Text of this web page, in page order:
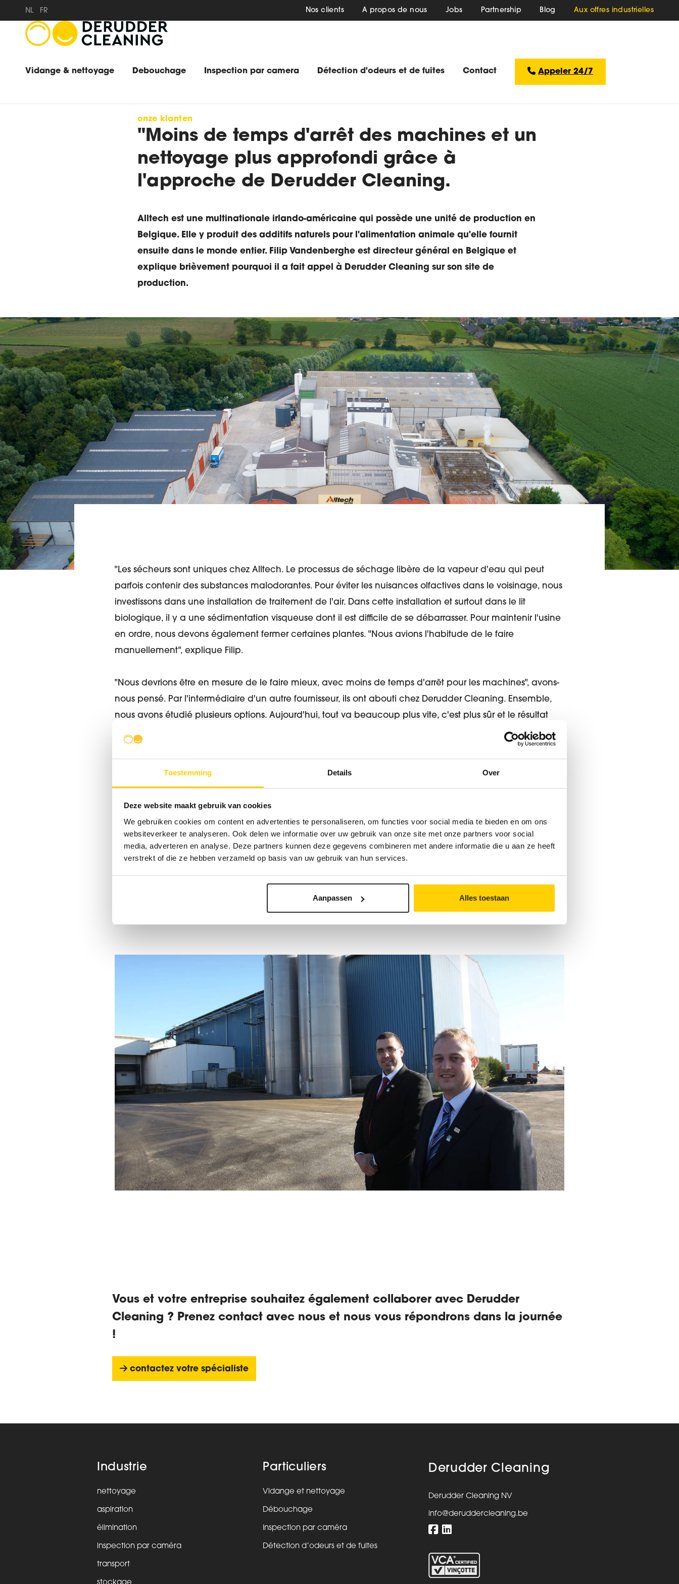
Toestemming Details Over
Deze website maakt gebruik van cookies
We gebruiken cookies om content en advertenties te personaliseren, om functies voor social media te bieden en om ons
websiteverkeer te analyseren. Ook delen we informatie over uw gebruik van onze site met onze partners voor social
media, adverteren en analyse. Deze partners kunnen deze gegevens combineren met andere informatie die u aan ze heeft
verstrekt of die ze hebben verzameld op basis van uw gebruik van hun services.
Aanpassen Alles toestaan
NL FR Nos clients A propos de nous Jobs Partnership Blog Aux offres industrielles
Vidange & nettoyage Debouchage Inspection par camera Détection d'odeurs et de fuites Contact Appeler 24/7
onze klanten
"Moins de temps d'arrêt des machines et un
nettoyage plus approfondi grâce à
l'approche de Derudder Cleaning.
Alltech est une multinationale irlando-américaine qui possède une unité de production en
Belgique. Elle y produit des additifs naturels pour l'alimentation animale qu'elle fournit
ensuite dans le monde entier. Filip Vandenberghe est directeur général en Belgique et
explique brièvement pourquoi il a fait appel à Derudder Cleaning sur son site de
production.
"Les sécheurs sont uniques chez Alltech. Le processus de séchage libère de la vapeur d'eau qui peut
parfois contenir des substances malodorantes. Pour éviter les nuisances olfactives dans le voisinage, nous
investissons dans une installation de traitement de l'air. Dans cette installation et surtout dans le lit
biologique, il y a une sédimentation visqueuse dont il est difficile de se débarrasser. Pour maintenir l'usine
en ordre, nous devons également fermer certaines plantes. "Nous avions l'habitude de le faire
manuellement", explique Filip.
"Nous devrions être en mesure de le faire mieux, avec moins de temps d'arrêt pour les machines", avons-
nous pensé. Par l'intermédiaire d'un autre fournisseur, ils ont abouti chez Derudder Cleaning. Ensemble,
nous avons étudié plusieurs options. Aujourd'hui, tout va beaucoup plus vite, c'est plus sûr et le résultat
final est meilleur. "Le coût total de l'ensemble de l'opération est bien inférieur à l'ancienne méthode de
prendrait rapidement des semaines. Derudder Cleaning fait le travail en une demi-journée. Cela signifie
que nous pouvons maintenir ce système propre beaucoup plus régulièrement. De plus, et c'est un autre
compliment, ils nous déchargent de tout. L'élimination des substances, l'enregistrement des rendez-vous,
la communication claire avec notre responsable de l'entretien, etc.
"Nous avons cherché une solution et Derudder Cleaning l'a trouvée", conclut l'administrateur délégué
Vous et votre entreprise souhaitez également collaborer avec Derudder
Cleaning ? Prenez contact avec nous et nous vous répondrons dans la journée
!
contactez votre spécialiste
Industrie
nettoyage
aspiration
élimination
inspection par caméra
transport
Particuliers
Vidange et nettoyage
Débouchage
Inspection par caméra
Détection d’odeurs et de fuites
Derudder Cleaning
Derudder Cleaning NV
info@deruddercleaning.be